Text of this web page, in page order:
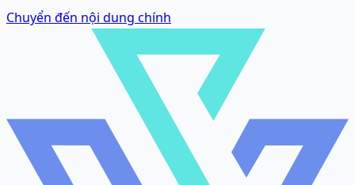
Chuyển đến nội dung chính